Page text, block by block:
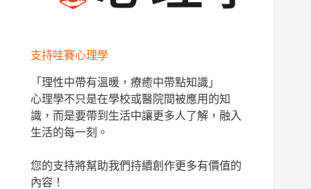
支持哇賽心理學
「理性中帶有溫暖，療癒中帶點知識」
心理學不只是在學校或醫院間被應用的知
識，而是要帶到生活中讓更多人了解，融入
生活的每一刻。
您的支持將幫助我們持續創作更多有價值的
內容！